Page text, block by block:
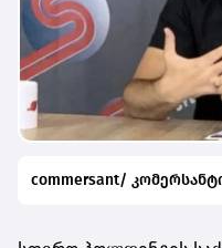
commersant/